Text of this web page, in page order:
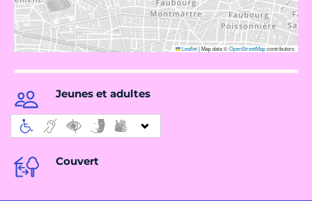
Leaflet|Map data ©OpenStreetMapcontributors
Jeunes et adultes
Couvert